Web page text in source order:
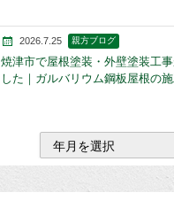
2026.7.25 親方ブログ
焼津市で屋根塗装・外壁塗装工
した｜ガルバリウム鋼板屋根の